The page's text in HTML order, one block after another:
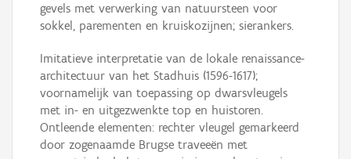
gevels met verwerking van natuursteen voor
sokkel, parementen en kruiskozijnen; sierankers.
Imitatieve interpretatie van de lokale renaissance-
architectuur van het Stadhuis (1596-1617);
voornamelijk van toepassing op dwarsvleugels
met in- en uitgezwenkte top en huistoren.
Ontleende elementen: rechter vleugel gemarkeerd
door zogenaamde Brugse traveeën met